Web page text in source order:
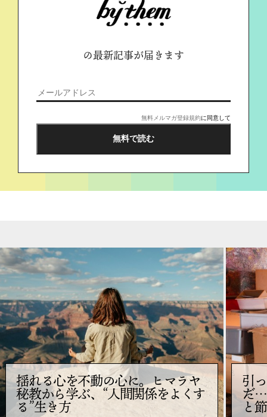
の最新記事が届きます
無料メルマガ登録規約に同意して
揺れる心を不動の心に。ヒマラヤ
秘教から学ぶ、“人間関係をよくす
る”生き方
引
だ…
と